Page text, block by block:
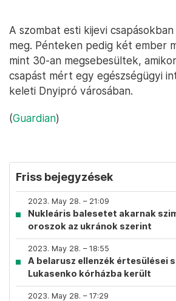
A szombat esti kijevi
meg. Pénteken pedig két ember
mint 30-an megsebesültek,
csapást mért egy egészségügyi
keleti Dnyipró városában.
(Guardian)
Friss bejegyzések
2023. May 28. – 21:09
Nukleáris balesetet akarnak
oroszok az ukránok szerint
2023. May 28. – 18:55
A belarusz ellenzék értesülései
Lukasenko kórházba került
2023. May 28. – 17:29